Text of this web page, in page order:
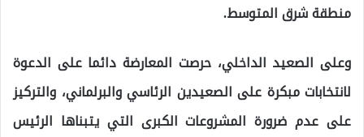
منطقة شرق المتوسط.
وعلى الصعيد الداخلي، حرصت المعارضة دائما على الدعوة
لانتخابات مبكرة على الصعيدين الرئاسي والبرلماني، والتركيز
على عدم ضرورة المشروعات الكبرى التي يتبناها الرئيس